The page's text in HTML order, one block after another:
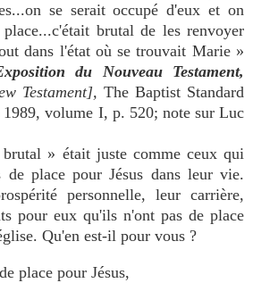
se serait occupé d'eux et on
brutal de les renvoyer
dans l'état où se trouvait Marie »
du Nouveau Testament,
Testament], The Baptist Standard
volume I, p. 520; note sur Luc
brutal » était juste comme ceux qui
de place pour Jésus dans leur vie.
personnelle, leur carrière,
pour eux qu'ils n'ont pas de place
Qu'en est-il pour vous ?
place pour Jésus,